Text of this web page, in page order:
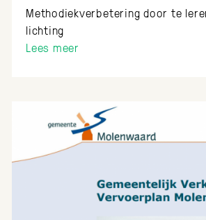
Methodiekverbetering door te
lichting
Lees meer